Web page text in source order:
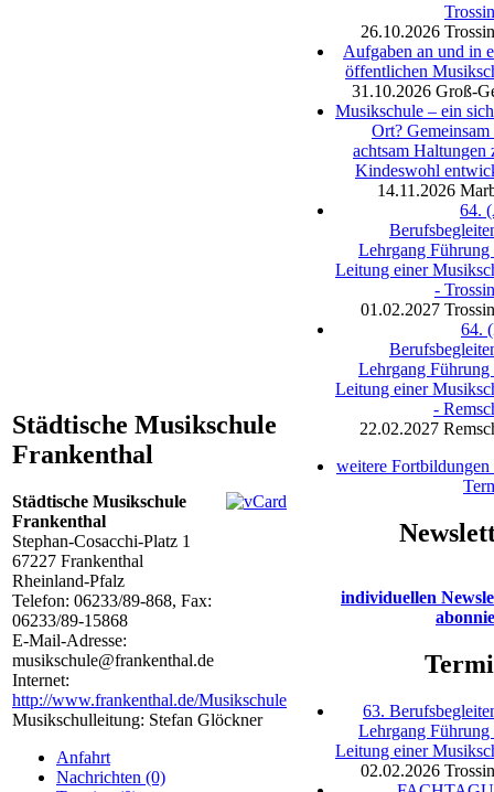
Städtische Musikschule
Frankenthal
Städtische Musikschule
Frankenthal
Stephan-Cosacchi-Platz 1
67227 Frankenthal
Rheinland-Pfalz
Telefon: 06233/89-868, Fax:
06233/89-15868
E-Mail-Adresse:
musikschule@frankenthal.de
Internet:
http://www.frankenthal.de/Musikschule
Musikschulleitung: Stefan Glöckner
Anfahrt
Nachrichten (0)
26.10.2026
Aufgaben an und in
öffentlichen
31.10.2026 Groß-
Musikschule – ein
Ort? Gemeinsam
achtsam Haltungen
Kindeswohl
14.11.2026
64.
Lehrgang Führung
Leitung einer
-
01.02.2027
64.
Lehrgang Führung
Leitung einer
-
22.02.2027
weitere Fortbildungen
individuellen
63.
Lehrgang Führung
Leitung einer
02.02.2026